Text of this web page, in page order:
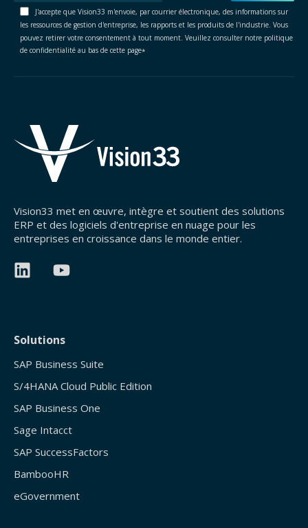
J'accepte que Vision33 m'envoie, par courrier électronique, des informations sur
les ressources de gestion d'entreprise, les rapports et les produits de l'industrie. Vous
pouvez retirer votre consentement à tout moment. Veuillez consulter notre politique
de confidentialité au bas de cette page*
Vision33 met en œuvre, intègre et soutient des solutions
ERP et des logiciels d'entreprise en nuage pour les
entreprises en croissance dans le monde entier.
Solutions
SAP Business Suite
S/4HANA Cloud Public Edition
SAP Business One
Sage Intacct
SAP SuccessFactors
BambooHR
eGovernment